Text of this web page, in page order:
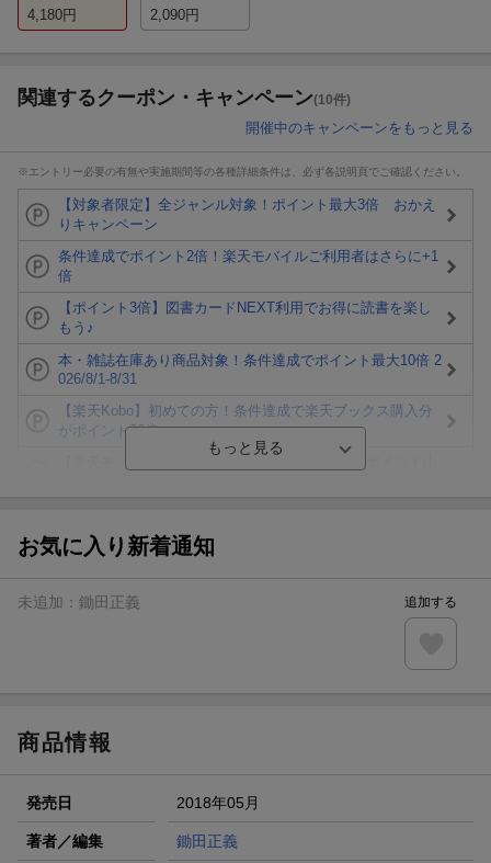
4,180円
2,090円
関連するクーポン・キャンペーン(10件)
開催中のキャンペーンをもっと見る
※エントリー必要の有無や実施期間等の各種詳細条件は、必ず各説明頁でご確認ください。
【対象者限定】全ジャンル対象！ポイント最大3倍 おかえ
りキャンペーン
条件達成でポイント2倍！楽天モバイルご利用者はさらに+1
倍
【ポイント3倍】図書カードNEXT利用でお得に読書を楽し
もう♪
本・雑誌在庫あり商品対象！条件達成でポイント最大10倍 2
026/8/1-8/31
【楽天Kobo】初めての方！条件達成で楽天ブックス購入分
がポイント20倍
ト山分け
楽天モバイル紹介キャンペーンの拡散で300円OFFクーポン
条件達成で楽天限定・宝塚歌劇 宙組貸切公演ペアチケット
お気に入り新着通知
未追加： 鋤田正義 追加する
商品情報
発売日 2018年05月
著者／編集 鋤田正義